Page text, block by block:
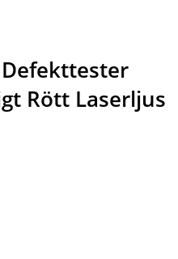
Rött Laserljus